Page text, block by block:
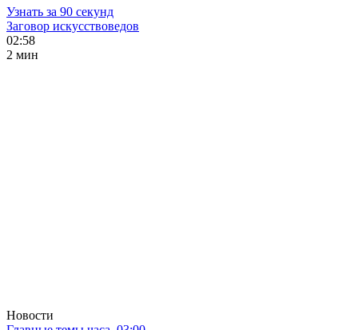
Узнать за 90 секунд
Заговор искусствоведов
02:58
2 мин
Новости